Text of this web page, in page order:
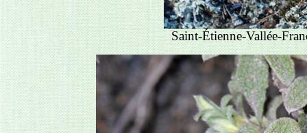
Saint-Étienne-Vallée-